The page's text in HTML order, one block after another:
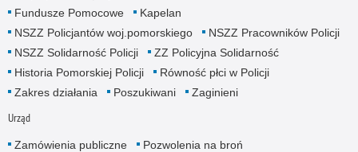
Fundusze Pomocowe
Kapelan
NSZZ Policjantów woj.pomorskiego
NSZZ Pracowników Policji
NSZZ Solidarność Policji
ZZ Policyjna Solidarność
Historia Pomorskiej Policji
Równość płci w Policji
Zakres działania
Poszukiwani Zaginieni
Urząd
Zamówienia publiczne
Pozwolenia na broń